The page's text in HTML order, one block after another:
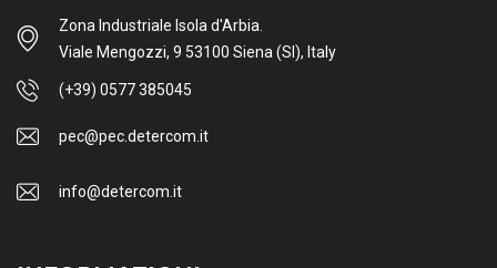
Zona Industriale Isola d'Arbia.
Viale Mengozzi, 9 53100 Siena (SI), Italy
(+39) 0577 385045
pec@pec.detercom.it
info@detercom.it